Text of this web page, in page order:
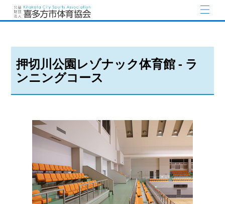
押切川公園レゾナック体育館 - ラ
ンニングコース